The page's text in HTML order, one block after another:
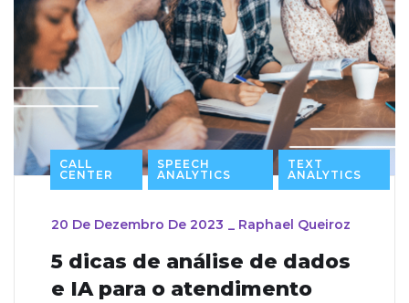
CALL
CENTER
SPEECH
ANALYTICS
TEXT
ANALYTICS
20 De Dezembro De 2023 _ Raphael Queiroz
5 dicas de análise de dados
e IA para o atendimento